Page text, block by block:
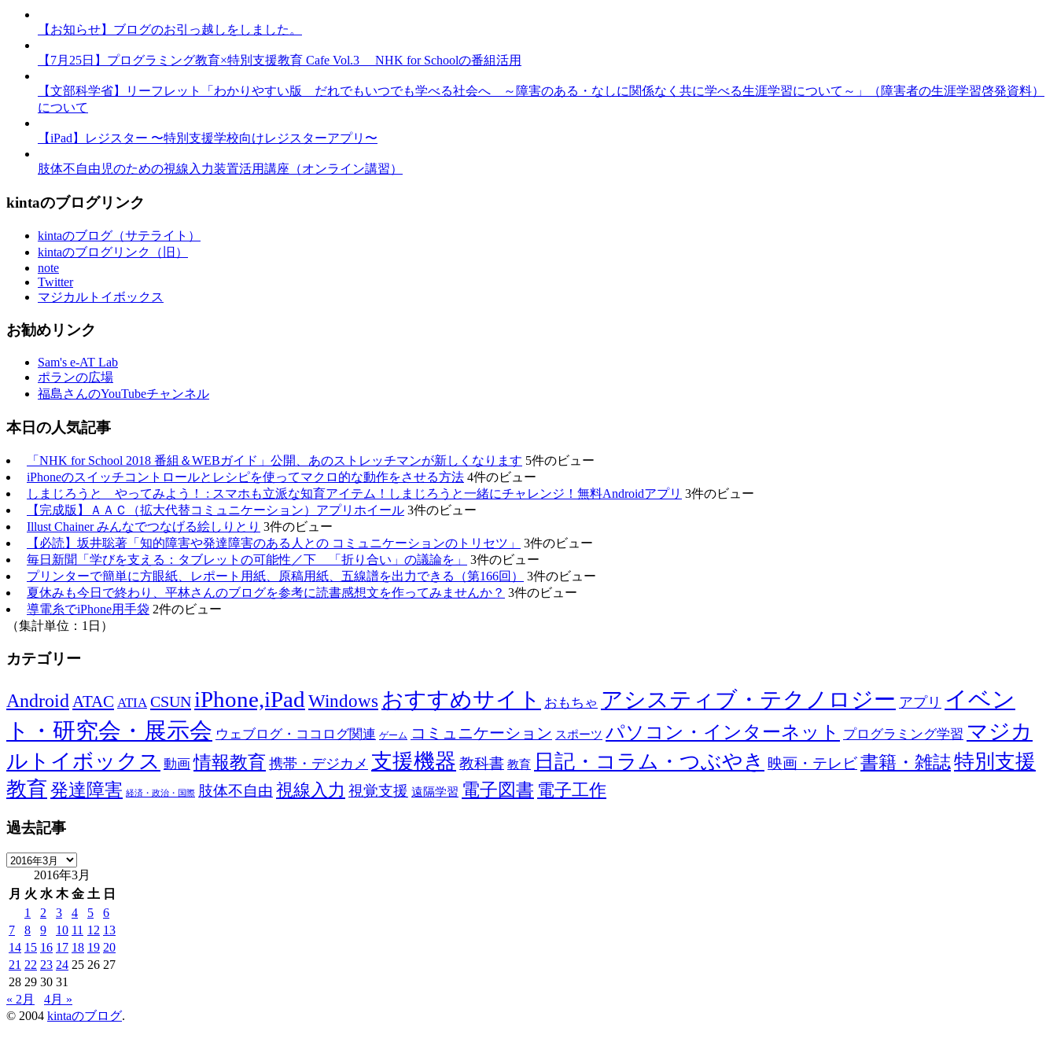
【お知らせ】ブログのお引っ越しをしました。
【7月25日】プログラミング教育×特別支援教育 Cafe Vol.3 NHK for Schoolの番組活用
【文部科学省】リーフレット「わかりやすい版 だれでもいつでも学べる社会へ ～障害のある・なしに関係なく共に学べる生涯学習について～」（障害者の生涯学習啓発資料）
について
【iPad】レジスター 〜特別支援学校向けレジスターアプリ〜
肢体不自由児のための視線入力装置活用講座（オンライン講習）
kintaのブログリンク
kintaのブログ（サテライト）
kintaのブログリンク（旧）
note
Twitter
マジカルトイボックス
お勧めリンク
Sam's e-AT Lab
ポランの広場
福島さんのYouTubeチャンネル
本日の人気記事
「NHK for School 2018 番組＆WEBガイド」公開、あのストレッチマンが新しくなります 5件のビュー
iPhoneのスイッチコントロールとレシピを使ってマクロ的な動作をさせる方法 4件のビュー
しまじろうと やってみよう！ : スマホも立派な知育アイテム！しまじろうと一緒にチャレンジ！無料Androidアプリ 3件のビュー
【完成版】ＡＡＣ（拡大代替コミュニケーション）アプリホイール 3件のビュー
Illust Chainer みんなでつなげる絵しりとり 3件のビュー
【必読】坂井聡著「知的障害や発達障害のある人との コミュニケーションのトリセツ」
3件のビュー
毎日新聞「学びを支える：タブレットの可能性／下 「折り合い」の議論を」
3件のビュー
プリンターで簡単に方眼紙、レポート用紙、原稿用紙、五線譜を出力できる（第166回）
3件のビュー
夏休みも今日で終わり、平林さんのブログを参考に読書感想文を作ってみませんか？ 3件のビュー
導電糸でiPhone用手袋 2件のビュー
（集計単位：1日）
カテゴリー
Android ATAC ATIA CSUN iPhone,iPad Windows おすすめサイト おもちゃ アシスティブ・テクノロジー アプリ イベン
ト・研究会・展示会 ウェブログ・ココログ関連 ゲーム コミュニケーション スポーツ パソコン・インターネット プログラミング学習 マジカ
ルトイボックス 動画 情報教育 携帯・デジカメ 支援機器 教科書 教育 日記・コラム・つぶやき 映画・テレビ書籍・雑誌特別支援
教育発達障害 経済・政治・国際 肢体不自由 視線入力 視覚支援 遠隔学習 電子図書 電子工作
過去記事
過
記
2016年3月
月 火 水 木 金 土 日
1
2 3 4 5
6
7
8 9 10 11 12 13
14 15 16 17 18 19 20
21 22 23 24 25 26 27
28 29 30 31
« 2月
4月 »
© 2004 kintaのブログ.